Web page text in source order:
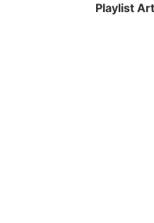
Playlist